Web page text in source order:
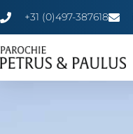
+31 (0)497-387618